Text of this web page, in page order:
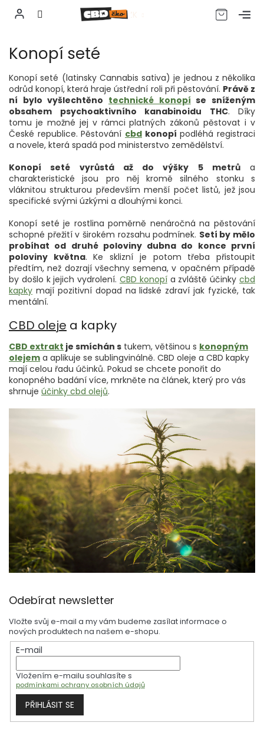
obsah
CZK
Konopí seté
Konopí seté (latinsky Cannabis sativa) je jednou z několika
odrůd konopí, která hraje ústřední roli při pěstování. Právě z
ní bylo vyšlechtěno technické konopí se sníženým
obsahem psychoaktivního kanabinoidu THC. Díky
tomu je možné jej v rámci platných zákonů pěstovat i v
České republice. Pěstování cbd konopí podléhá registraci
a novele, která spadá pod ministerstvo zemědělství.
Konopí seté vyrůstá až do výšky 5 metrůa
charakteristické jsou pro něj kromě silného stonku s
vláknitou strukturou především menší počet listů, jež jsou
specifické svými úzkými a dlouhými konci.
Konopí seté je rostlina poměrně nenáročná na pěstování
schopné přežití v širokém rozsahu podmínek. Setí by mělo
probíhat od druhé poloviny dubna do konce první
poloviny května. Ke sklizní je potom třeba přistoupit
předtím, než dozrají všechny semena, v opačném případě
by došlo k jejich vydrolení. CBD konopía zvláště účinkycbd
kapky mají pozitivní dopad na lidské zdraví jak fyzické, tak
mentální.
CBD oleje a kapky
CBD extrakt je smíchán s tukem, většinou s konopným
olejem a aplikuje se sublingvinálně. CBD oleje a CBD kapky
mají celou řadu účinků. Pokud se chcete ponořit do
konopného badání více, mrkněte na článek, který pro vás
shrnuje účinky cbd olejů.
Odebírat newsletter
Vložte svůj e-mail a my vám budeme zasílat informace o
nových produktech na našem e-shopu.
E-mail
Vložením e-mailu souhlasíte s
podmínkami ochrany osobních údajů
PŘIHLÁSIT SE